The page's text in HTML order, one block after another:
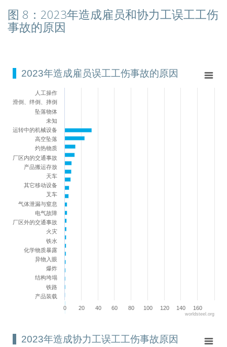
图 8：2023年造成雇员和协力工误工工伤
事故的原因
2023年造成雇员误工工伤事故的原因
Bar chart with 23 bars.
View as data table, 2023年造成雇员误工工伤事故的原因
The chart has 1 X axis displaying categories.
The chart has 1 Y axis displaying values. Range: 0 to 180.
人工操作
滑倒、绊倒、摔倒
坠落物体
未知
运转中的机械设备
高空坠落
灼热物质
厂区内的交通事故
产品搬运存放
天车
其它移动设备
叉车
气体泄漏与窒息
电气故障
厂区外的交通事故
火灾
铁水
化学物质暴露
异物入眼
爆炸
结构垮塌
铁路
产品装载
0
20 40 60 80 100 120 140 160
worldsteel.org
2023年造成雇员误工工伤事故的原因
2023年造成协力工误工工伤事故原因
2023年造成协力工误工工伤事故原因